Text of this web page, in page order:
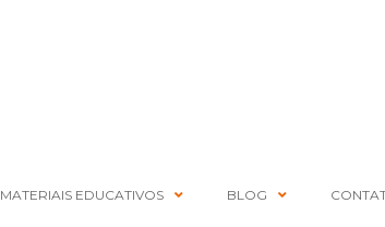
MATERIAIS EDUCATIVOS BLOG